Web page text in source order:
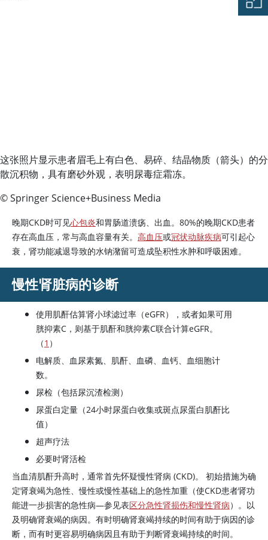
这张照片显示患者眉毛上有白色、易碎、结晶物质（箭头）的分
散沉积物，具有磨砂外观，表明尿毒症霜冻。
© Springer Science+Business Media
晚期CKD时可见心包炎和胃肠道溃疡、出血。80%的晚期CKD患者
存在高血压，常与高血容量有关。 高血压或冠状动脉疾病可引起心
衰，肾功能减退导致的水钠潴留可造成坠积性水肿和呼吸困难。
慢性肾脏病的诊断
使用肌酐估算肾小球滤过率（eGFR），或者如果可用
胱抑素C，则基于肌酐和胱抑素C联合计算eGFR。
（1 ）
电解质、血 尿素氮、肌酐、血磷、血钙、血细胞计
数。
尿检（包括尿沉渣检测）
尿蛋白定量（24小时尿蛋白收集或斑点尿蛋白肌酐比
值）
超声疗法
必要时肾活检
当血清肌酐升高时，通常首先怀疑慢性肾病 (CKD)。 初始措施为确
定肾衰竭为急性、慢性或慢性基础上的急性加重（使CKD患者肾功
能进一步损害的急性病—参见表区分急性肾损伤和慢性肾病）。以
及明确肾衰竭的病因。有时明确肾衰竭持续的时间有助于病因的诊
断，而有时更容易明确病因且有助于判断肾衰竭持续的时间。